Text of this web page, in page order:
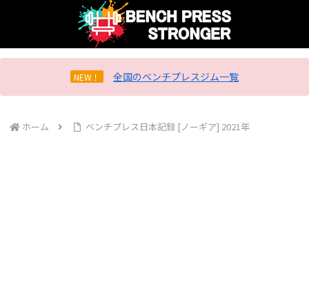
NEW！ 全国のベンチプレスジム一覧
ホーム ベンチプレス日本記録 [ノーギア] 2021年